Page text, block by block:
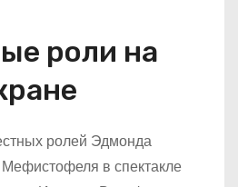
роли на
ролей Эдмонда
в спектакле